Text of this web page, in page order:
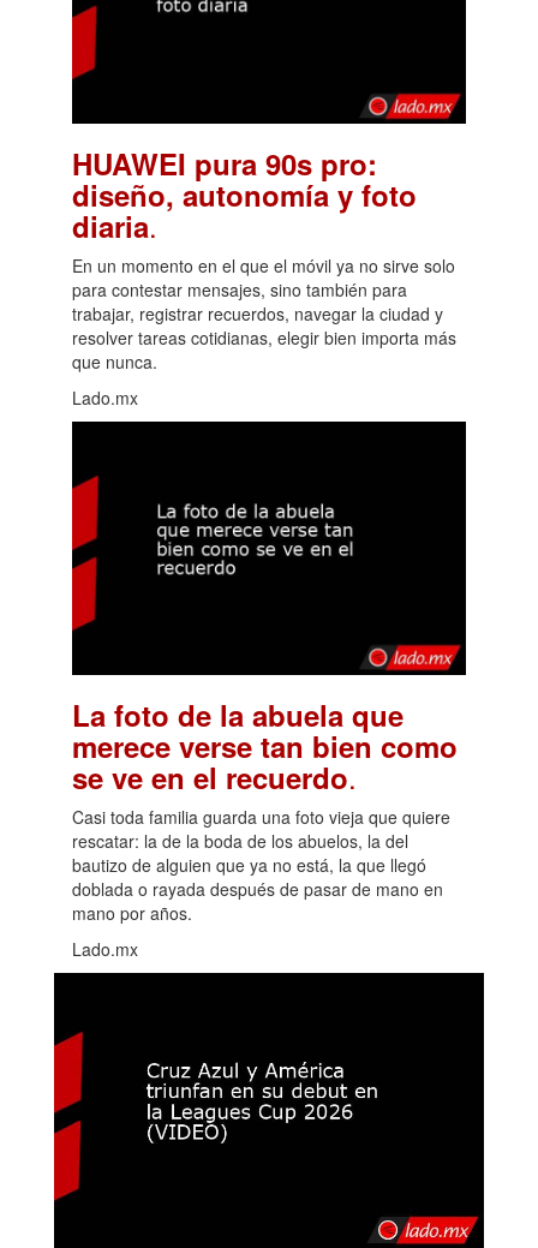
HUAWEI pura 90s pro:
diseño, autonomía y foto
diaria.
En un momento en el que el móvil ya no sirve solo
para contestar mensajes, sino también para
trabajar, registrar recuerdos, navegar la ciudad y
resolver tareas cotidianas, elegir bien importa más
que nunca.
Lado.mx
La foto de la abuela que
merece verse tan bien como
se ve en el recuerdo.
Casi toda familia guarda una foto vieja que quiere
rescatar: la de la boda de los abuelos, la del
bautizo de alguien que ya no está, la que llegó
doblada o rayada después de pasar de mano en
mano por años.
Lado.mx